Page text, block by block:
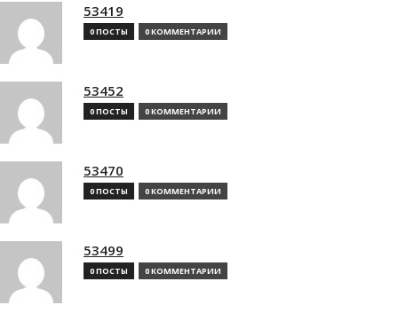
53419
0 ПОСТЫ 0 КОММЕНТАРИИ
53452
0 ПОСТЫ 0 КОММЕНТАРИИ
53470
0 ПОСТЫ 0 КОММЕНТАРИИ
53499
0 ПОСТЫ 0 КОММЕНТАРИИ